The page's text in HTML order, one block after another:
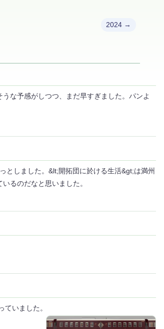
2024 →
な予感がしつつ、まだ早すぎました。パンよ
としました。&lt;開拓団に於ける生活&gt;は満州
るのだなと思いました。
いました。